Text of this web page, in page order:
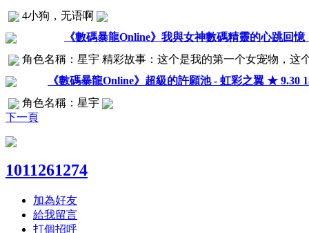
4小狗，无语啊
《數碼暴龍Online》我與女神數碼精靈的心跳回憶
角色名稱：星宇 精彩故事：这个是我的第一个女宠物，
《數碼暴龍Online》超級的許願池 - 虹彩之翼 ★ 9.30
角色名稱：星宇
下一頁
1011261274
加為好友
給我留言
打個招呼